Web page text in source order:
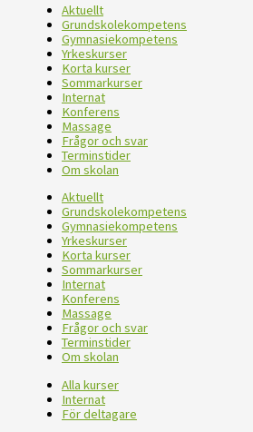
Aktuellt
Grundskolekompetens
Gymnasiekompetens
Yrkeskurser
Korta kurser
Sommarkurser
Internat
Konferens
Massage
Frågor och svar
Terminstider
Om skolan
Aktuellt
Grundskolekompetens
Gymnasiekompetens
Yrkeskurser
Korta kurser
Sommarkurser
Internat
Konferens
Massage
Frågor och svar
Terminstider
Om skolan
Alla kurser
Internat
För deltagare